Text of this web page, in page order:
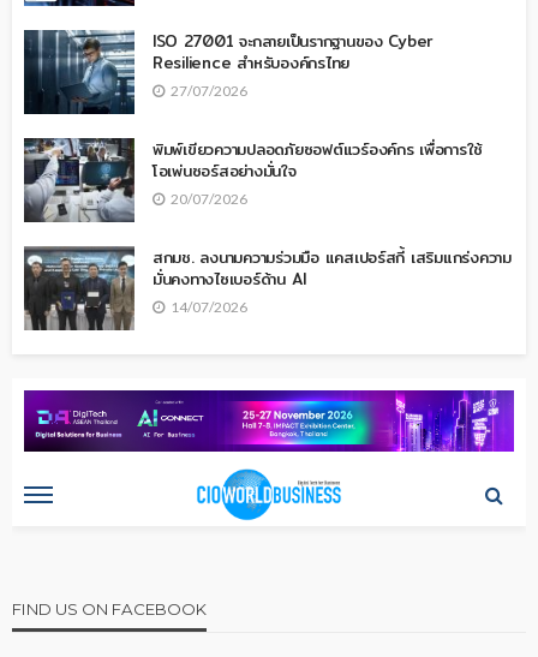
ISO 27001 จะกลายเป็นรากฐานของ Cyber
Resilience สำหรับองค์กรไทย
27/07/2026
พิมพ์เขียวความปลอดภัยซอฟต์แวร์องค์กร เพื่อการใช้
โอเพ่นซอร์สอย่างมั่นใจ
20/07/2026
สกมช. ลงนามความร่วมมือ แคสเปอร์สกี้ เสริมแกร่งความ
มั่นคงทางไซเบอร์ด้าน AI
14/07/2026
FIND US ON FACEBOOK